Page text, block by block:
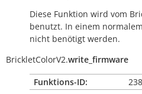
Diese Funktion wird vom
benutzt. In einem
nicht benötigt werden.
BrickletColorV2.write_firmware
Funktions-ID:
238